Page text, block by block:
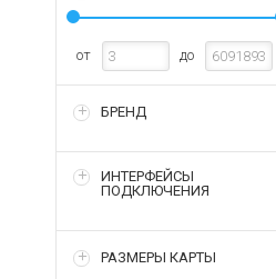
от до
БРЕНД
ИНТЕРФЕЙСЫ
ПОДКЛЮЧЕНИЯ
РАЗМЕРЫ КАРТЫ